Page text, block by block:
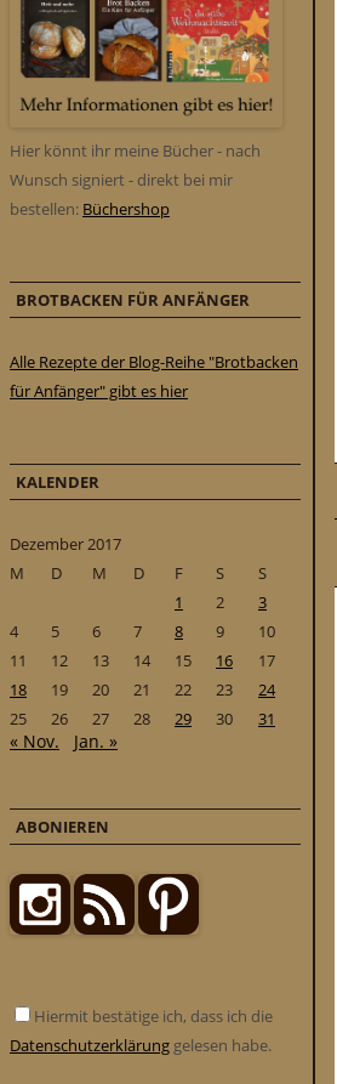
Hier könnt ihr meine Bücher - nach
Wunsch signiert - direkt bei mir
bestellen: Büchershop
BROTBACKEN FÜR ANFÄNGER
Alle Rezepte der Blog-Reihe "Brotbacken
für Anfänger" gibt es hier
KALENDER
Dezember 2017
M
D M D F S
S
1
2
3
4
5 6 7 8 9
10
11
12 13 14 15 16
17
18
19 20 21 22 23
24
25
26 27 28 29 30 31
« Nov. Jan. »
ABONIEREN
Hiermit bestätige ich, dass ich die
Datenschutzerklärung gelesen habe.